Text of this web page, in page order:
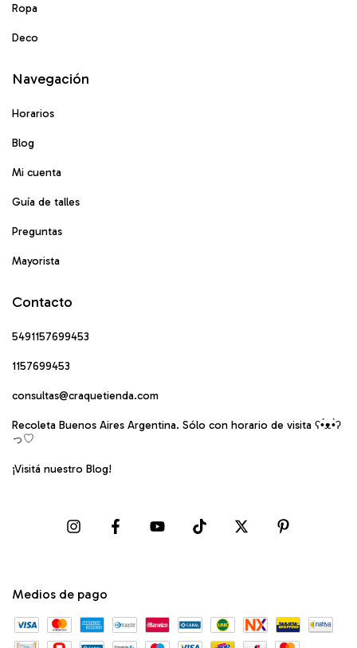
Ropa
Deco
Navegación
Horarios
Blog
Mi cuenta
Guía de talles
Preguntas
Mayorista
Contacto
5491157699453
1157699453
consultas@craquetienda.com
Recoleta Buenos Aires Argentina. Sólo con horario de visita ʕ•́ᴥ•̀ʔ
っ♡
¡Visitá nuestro Blog!
Medios de pago